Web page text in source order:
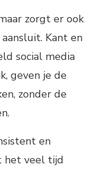
zorgt er ook
Kant en
social media
geven je de
zonder de
en
het veel tijd